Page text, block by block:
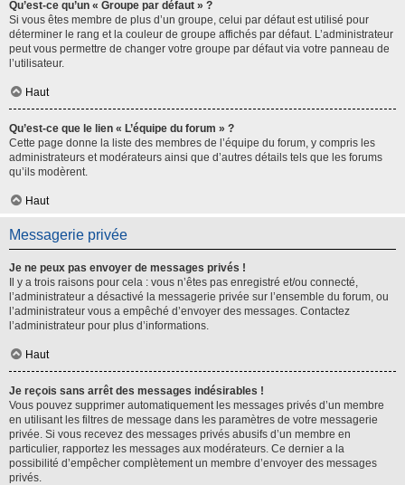
Qu’est-ce qu’un « Groupe par défaut » ?
Si vous êtes membre de plus d’un groupe, celui par défaut est utilisé pour
déterminer le rang et la couleur de groupe affichés par défaut. L’administrateur
peut vous permettre de changer votre groupe par défaut via votre panneau de
l’utilisateur.
Haut
Qu’est-ce que le lien « L’équipe du forum » ?
Cette page donne la liste des membres de l’équipe du forum, y compris les
administrateurs et modérateurs ainsi que d’autres détails tels que les forums
qu’ils modèrent.
Haut
Messagerie privée
Je ne peux pas envoyer de messages privés !
Il y a trois raisons pour cela : vous n’êtes pas enregistré et/ou connecté,
l’administrateur a désactivé la messagerie privée sur l’ensemble du forum, ou
l’administrateur vous a empêché d’envoyer des messages. Contactez
l’administrateur pour plus d’informations.
Haut
Je reçois sans arrêt des messages indésirables !
Vous pouvez supprimer automatiquement les messages privés d’un membre
en utilisant les filtres de message dans les paramètres de votre messagerie
privée. Si vous recevez des messages privés abusifs d’un membre en
particulier, rapportez les messages aux modérateurs. Ce dernier a la
possibilité d’empêcher complètement un membre d’envoyer des messages
privés.